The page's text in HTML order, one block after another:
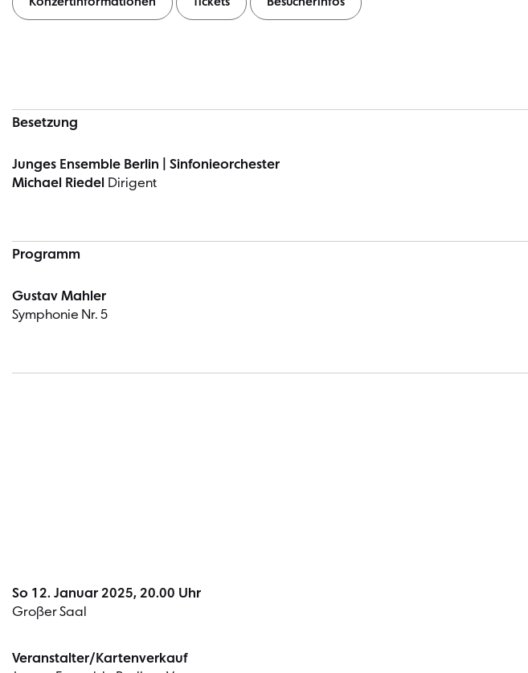
Konzertinformationen Tickets Besucherinfos
Besetzung
Junges Ensemble Berlin | Sinfonieorchester
Michael Riedel Dirigent
Programm
Gustav Mahler
Symphonie Nr. 5
So 12. Januar 2025, 20.00 Uhr
Großer Saal
Veranstalter/Kartenverkauf